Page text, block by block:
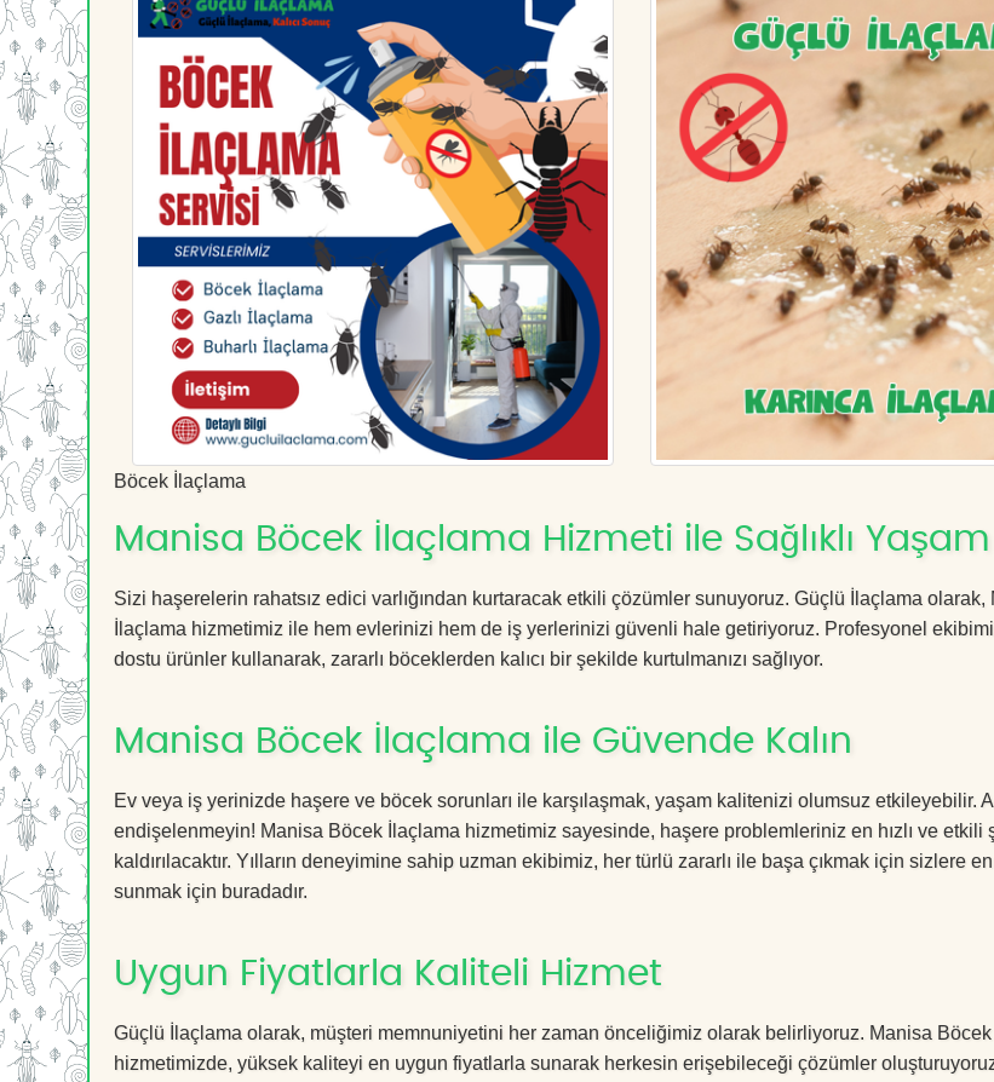
Böcek İlaçlama
Manisa Böcek İlaçlama Hizmeti ile Sağlıklı
Sizi haşerelerin rahatsız edici varlığından kurtaracak etkili çözümler sunuyoruz. Güçlü İlaçlama
İlaçlama hizmetimiz ile hem evlerinizi hem de iş yerlerinizi güvenli hale getiriyoruz. Profesyonel
dostu ürünler kullanarak, zararlı böceklerden kalıcı bir şekilde kurtulmanızı sağlıyor.
Manisa Böcek İlaçlama ile Güvende Kalın
Ev veya iş yerinizde haşere ve böcek sorunları ile karşılaşmak, yaşam kalitenizi olumsuz etkileyebilir.
endişelenmeyin! Manisa Böcek İlaçlama hizmetimiz sayesinde, haşere problemleriniz en hızlı ve etkili
kaldırılacaktır. Yılların deneyimine sahip uzman ekibimiz, her türlü zararlı ile başa çıkmak için sizlere
sunmak için buradadır.
Uygun Fiyatlarla Kaliteli Hizmet
Güçlü İlaçlama olarak, müşteri memnuniyetini her zaman önceliğimiz olarak belirliyoruz. Manisa
hizmetimizde, yüksek kaliteyi en uygun fiyatlarla sunarak herkesin erişebileceği çözümler oluşturuyoruz.